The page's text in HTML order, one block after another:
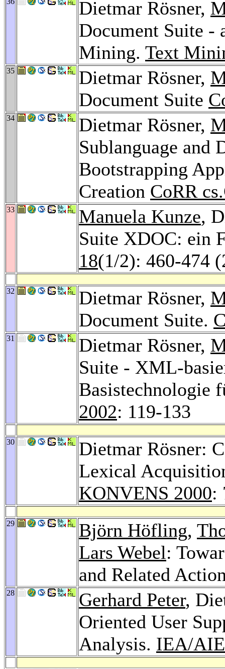
Dietmar Rösner,
Document Suite -
Mining. Text
35 Dietmar Rösner,
Document Suite
34 Dietmar Rösner,
Sublanguage and
Bootstrapping
Creation CoRR
33 Manuela Kunze,
Suite XDOC: ein
18(1/2): 460-474
32 Dietmar Rösner,
Document Suite.
31 Dietmar Rösner,
Suite - XML-
Basistechnologie
2002: 119-133
30
Dietmar Rösner:
Lexical
KONVENS 2000:
29 Björn Höfling,
Lars Webel:
and Related
28 Gerhard Peter,
Oriented User
Analysis. IEA/